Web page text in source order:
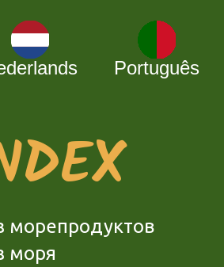
Português
морепродуктов
моря